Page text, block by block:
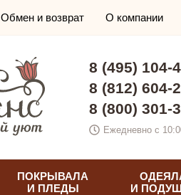
Обмен и возврат О компании
8 (495) 104-
8 (812) 604-
8 (800) 301-
Ежедневно с
ПОКРЫВАЛА
И ПЛЕДЫ
И